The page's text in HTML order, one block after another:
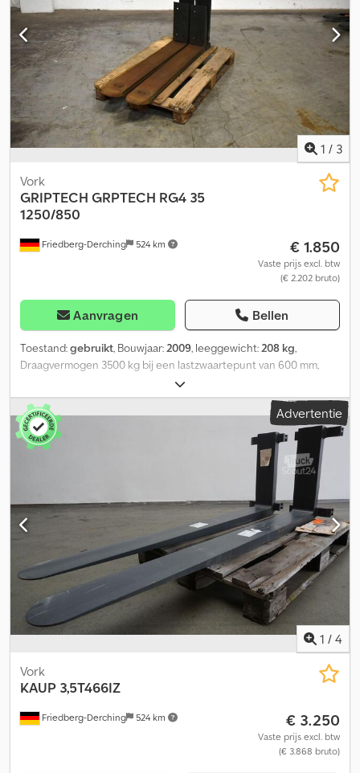
Crsdpfozrqbyox Afljf
1 / 3
Friedberg-Derching 524 km
Vork
GRIPTECH GRPTECH RG4 35
1250/850
€ 1.850
Vaste prijs excl. btw
(€ 2.202 bruto)
Aanvragen Bellen
Toestand:gebruikt, Bouwjaar: 2009, leeggewicht: 208 kg,
Draagvermogen 3500 kg bij een lastzwaartepunt van 600 mm,
lengte van de vorken: 1200 mm, ophanging: FEM3A,
voorbouwmaat: 45 mm, eigen zwaartepunt: 639 mm, 1 paar
gebruikte priptech/kooi hydraulische telescopische vorken, type
RG4-35-1250-850 R/L, uitschuiflengte 850 mm, aanslag op het
zwaartepunt bij 1150 mm, draagvermogen bij een lastzwaartepunt
van 600 mm komt overeen met 3500 kg, draagvermogen bij een
lastzwaartepunt van 1450 mm komt overeen met 724 kg / per stuk,
vorklengte: 1200, lastzwaartepunt: 600, eigen zwaartepunt: 639.
Codpfx Afsznn N Tolorf
Advertentie
1 / 4
Friedberg-Derching 524 km
Vork
KAUP 3,5T466IZ
€ 3.250
Vaste prijs excl. btw
(€ 3.868 bruto)